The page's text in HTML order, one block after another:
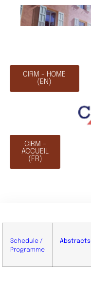
CIRM - HOME
(EN)
CIRM -
ACCUEIL
(FR)
Schedule /
Programme
Abstracts